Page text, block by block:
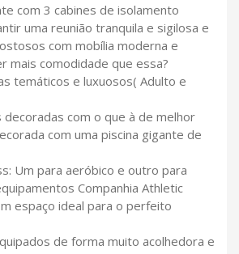
com 3 cabines de isolamento
uma reunião tranquila e sigilosa e
com mobília moderna e
mais comodidade que essa?
temáticos e luxuosos( Adulto e
com o que à de melhor
com uma piscina gigante de
Um para aeróbico e outro para
Companhia Athletic
espaço ideal para o perfeito
de forma muito acolhedora e